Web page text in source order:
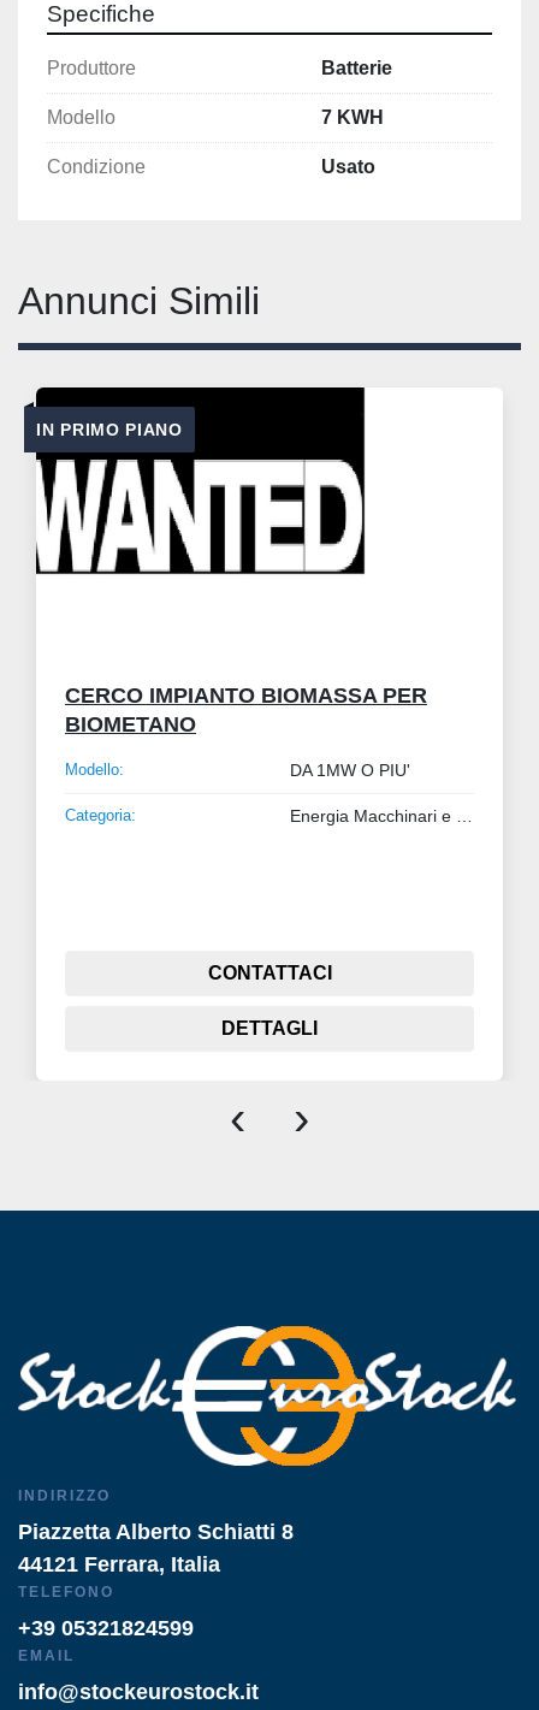
Specifiche
Produttore Batterie
Modello 7 KWH
Condizione Usato
Annunci Simili
IN PRIMO PIANO
CERCO IMPIANTO BIOMASSA PER
BIOMETANO
Modello: DA 1MW O PIU'
Categoria:
CONTATTACI
DETTAGLI
‹ ›
INDIRIZZO
Piazzetta Alberto Schiatti 8
44121 Ferrara, Italia
TELEFONO
+39 05321824599
EMAIL
info@stockeurostock.it